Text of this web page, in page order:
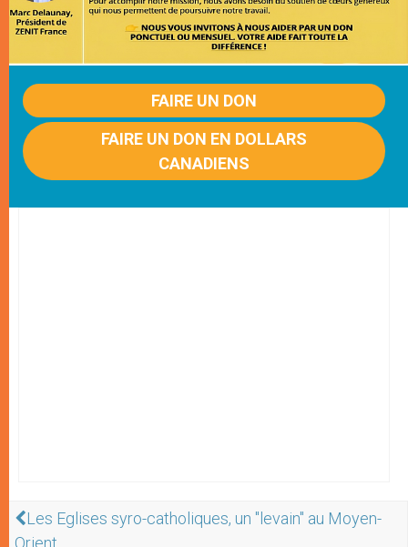
FAIRE UN DON
FAIRE UN DON EN DOLLARS
CANADIENS
Les Eglises syro-catholiques, un "levain" au Moyen-
Orient